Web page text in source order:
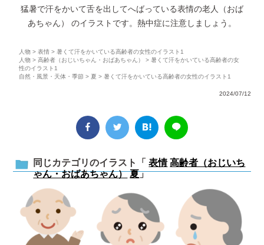
猛暑で汗をかいて舌を出してへばっている表情の老人（おば
あちゃん） のイラストです。熱中症に注意しましょう。
人物 >表情 > 暑くて汗をかいている高齢者の女性のイラスト1
人物 > 高齢者（おじいちゃん・おばあちゃん）
> 暑くて汗をかいている高齢者の女
性のイラスト1
自然・風景・天体・季節 >夏 > 暑くて汗をかいている高齢者の女性のイラスト1
2024/07/12
同じカテゴリのイラスト「 表情 高齢者（おじいち
ゃん・おばあちゃん） 夏」